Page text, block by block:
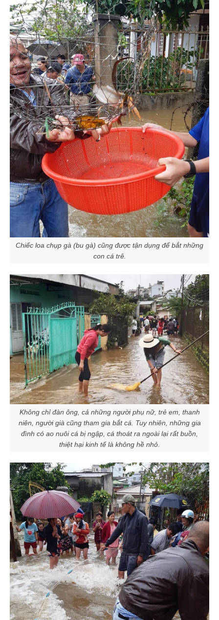
Chiếc loa chụp gà (bu gà) cũng được tận dụng để bắt những
con cá trê.
Không chỉ đàn ông, cả những người phụ nữ, trẻ em, thanh
niên, người già cũng tham gia bắt cá. Tuy nhiên, những gia
đình có ao nuôi cá bị ngập, cá thoát ra ngoài lại rất buồn,
thiệt hại kinh tế là không hề nhỏ.